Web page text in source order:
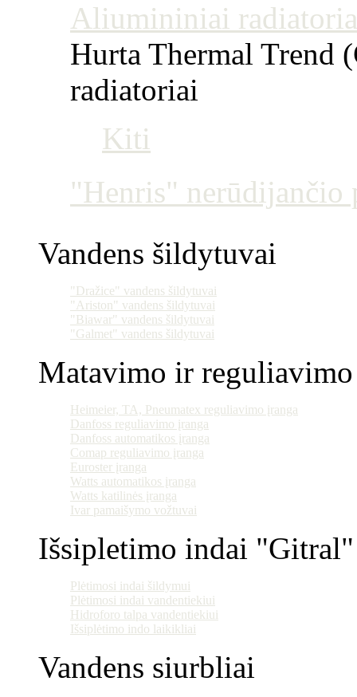
Aliumininiai
Hurta Thermal Trend
radiatoriai
Kiti
"Henris" nerūdijančio
Vandens šildytuvai
"Dražice" vandens šildytuvai
"Ariston" vandens šildytuvai
"Biawar" vandens šildytuvai
"Galmet" vandens šildytuvai
Matavimo ir
Heimeier, TA, Pneumatex reguliavimo įranga
Danfoss reguliavimo įranga
Danfoss automatikos įranga
Comap reguliavimo įranga
Euroster įranga
Watts automatikos įranga
Watts katilinės įranga
Ivar pamaišymo vožtuvai
Išsipletimo indai
Plėtimosi indai šildymui
Plėtimosi indai vandentiekiui
Hidroforo talpa vandentiekiui
Išsiplėtimo indo laikikliai
Vandens siurbliai